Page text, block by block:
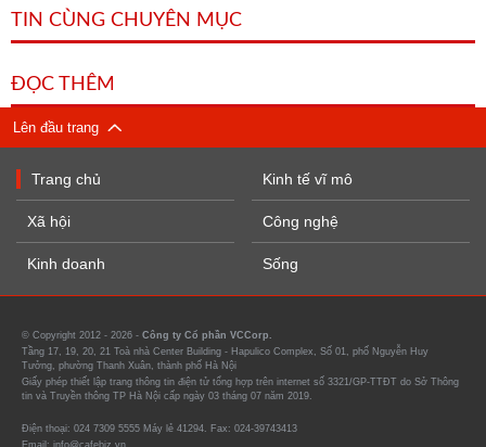
TIN CÙNG CHUYÊN MỤC
ĐỌC THÊM
Lên đầu trang
Trang chủ
Xã hội
Kinh doanh
Kinh tế vĩ mô
Công nghệ
Sống
© Copyright 2012 - 2026 - Công ty Cổ phần VCCorp.
Tầng 17, 19, 20, 21 Toà nhà Center Building - Hapulico Complex, Số 01, phố Nguyễn Huy
Tưởng, phường Thanh Xuân, thành phố Hà Nội
Giấy phép thiết lập trang thông tin điện tử tổng hợp trên internet số 3321/GP-TTĐT do Sở Thông
tin và Truyền thông TP Hà Nội cấp ngày 03 tháng 07 năm 2019.
Điện thoại: 024 7309 5555 Máy lẻ 41294. Fax: 024-39743413
Email: info@cafebiz.vn